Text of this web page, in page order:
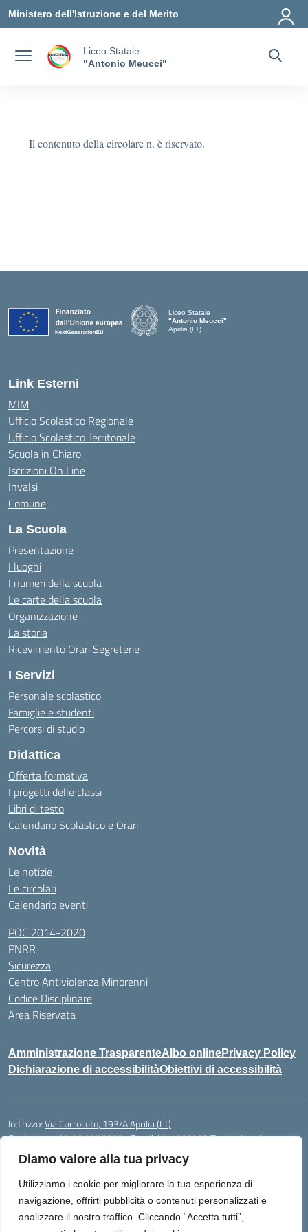
Diamo valore alla tua privacy
Utilizziamo i cookie per migliorare la tua esperienza di
navigazione, offrirti pubblicità o contenuti personalizzati e
analizzare il nostro traffico. Cliccando “Accetta tutti”,
Vai ai contenuti
Vai al menu di navigazione
Vai al footer
Ministero dell'Istruzione e del Merito
Liceo Statale
"Antonio Meucci"
Il contenuto della circolare n. è riservato.
Liceo Statale
"Antonio Meucci"
Aprilia (LT)
Link Esterni
MIM
Ufficio Scolastico Regionale
Ufficio Scolastico Territoriale
Scuola in Chiaro
Iscrizioni On Line
Invalsi
Comune
La Scuola
Presentazione
I luoghi
I numeri della scuola
Le carte della scuola
Organizzazione
La storia
Ricevimento Orari Segreterie
I Servizi
Personale scolastico
Famiglie e studenti
Percorsi di studio
Didattica
Offerta formativa
I progetti delle classi
Libri di testo
Calendario Scolastico e Orari
Novità
Le notizie
Le circolari
Calendario eventi
POC 2014-2020
PNRR
Sicurezza
Centro Antiviolenza Minorenni
Codice Disciplinare
Area Riservata
Amministrazione TrasparenteAlbo onlinePrivacy Policy
Dichiarazione di accessibilitàObiettivi di accessibilità
Indirizzo:Via Carroceto, 193/A Aprilia (LT)
Centralino:+39 06 9257678 Email:Ltps060002@istruzione.it
Posta elettronica certificata (PEC):
Ltps060002@pec.istruzione.it
Codice fiscale: 91001930592
LTPS060002